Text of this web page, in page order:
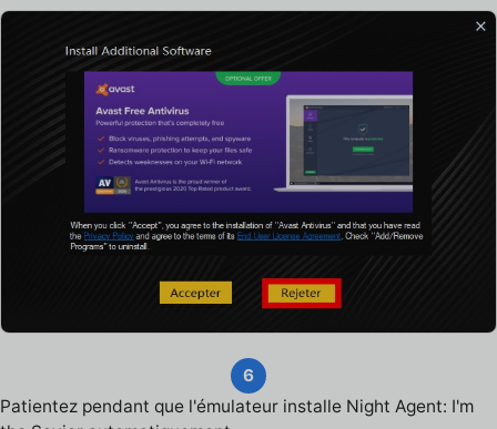
6
Patientez pendant que l'émulateur installe Night Agent: I'm